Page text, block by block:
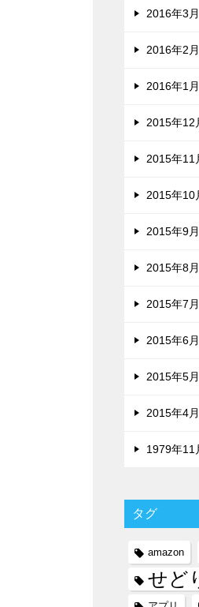
2016年3月
2016年2月
2016年1月
2015年12
2015年11
2015年10
2015年9月
2015年8月
2015年7月
2015年6月
2015年5月
2015年4月
1979年11
タグ
amazon
せど